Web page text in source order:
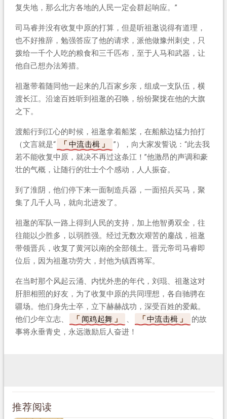
复失地，那么北方各地的人民一定会群起响应。”
司马睿并没有收复中原的打算，但是听祖逖说得有道理，
也不好推辞，勉强答应了他的请求，派他做豫州刺史，只
拨给一千个人吃的粮食和三千匹布，至于人马和武器，让
他自己想办法筹措。
祖逖带着随同他一起来的几百家乡亲，组成一支队伍，横
渡长江。沿途百姓听到祖逖的召唤，纷纷聚拢在他的大旗
之下。
渡船行到江心的时候，祖逖拿着船桨，在船舷边猛力拍打
（文言就是“
中流击楫
”），向大家发誓说：“此去我
若不能收复中原，就决不再过这条江！”他激昂的声调和豪
壮的气概，让随行的壮士个个感动，人人振奋。
到了淮阴，他们停下来一面制造兵器，一面招兵买马，聚
集了几千人马，就向北进发了。
祖逖的军队一路上得到人民的支持，加上他智勇双全，往
往能以少胜多，以弱胜强。经过无数次艰苦的鏖战，祖逖
带领晋兵，收复了黄河以南的全部领土。晋元帝司马睿即
位后，因为祖逖功劳大，封他为镇西将军。
在当时那个风起云涌、内忧外患的年代，刘琨、祖逖这对
肝胆相照的好友，为了收复中原的共同理想，各自驰骋在
疆场。他们身先士卒，立下赫赫战功，深受百姓的爱戴。
他们少年立志、
闻鸡起舞 中流击楫
的故
事将永垂青史，永远激励后人奋进！
推荐阅读